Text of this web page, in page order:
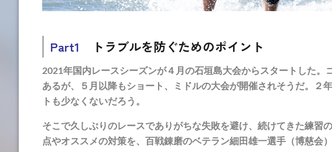
Part1 トラブルを防ぐためのポイント
2021年国内レースシーズンが４月の石垣島大会からスタートした。
あるが、５月以降もショート、ミドルの大会が開催されそうだ。２
トも少なくないだろう。
そこで久しぶりのレースでありがちな失敗を避け、続けてきた練習
点やオススメの対策を、百戦錬磨のベテラン細田雄一選手（博慈会）